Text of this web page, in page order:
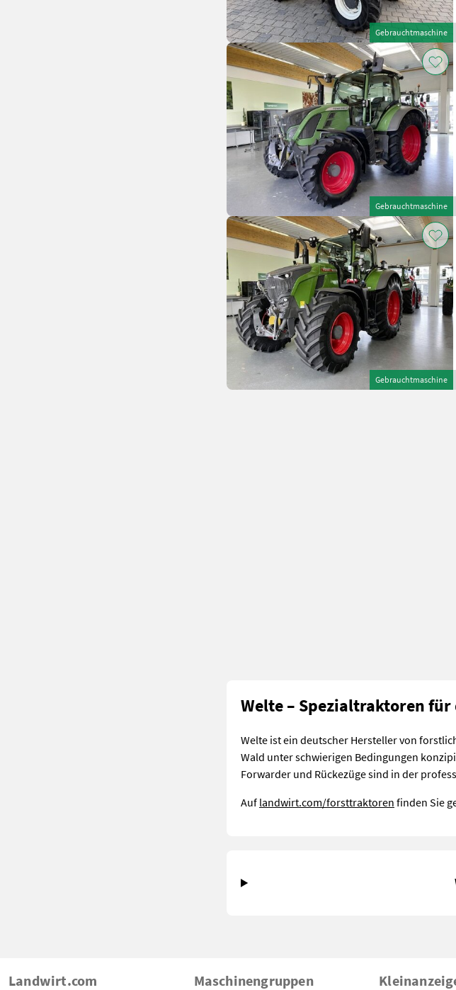
Gebrauchtmaschine
Gebrauchtmaschine
Gebrauchtmaschine
Welte – Spezialtraktoren
Welte ist ein deutscher Hersteller von
Wald unter schwierigen Bedingungen
Forwarder und Rückezüge sind in der
Auf landwirt.com/forsttraktoren finden Sie
Landwirt.com Maschinengruppen